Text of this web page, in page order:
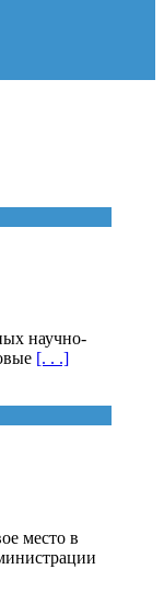
научно-
[. . .]
место в